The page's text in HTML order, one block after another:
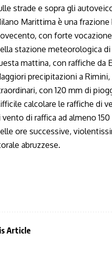
strade e sopra gli
Marittima è una
con forte
stazione meteorologica
mattina, con raffiche da
precipitazioni a
con 120 mm di
calcolare le raffiche di
vento di raffica ad almeno
ore successive,
abruzzese.
Article